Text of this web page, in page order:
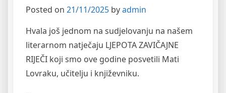
Posted on 21/11/2025 byadmin
Hvala još jednom na sudjelovanju na našem
literarnom natječaju LJEPOTA ZAVIČAJNE
RIJEČI koji smo ove godine posvetili Mati
Lovraku, učitelju i književniku.